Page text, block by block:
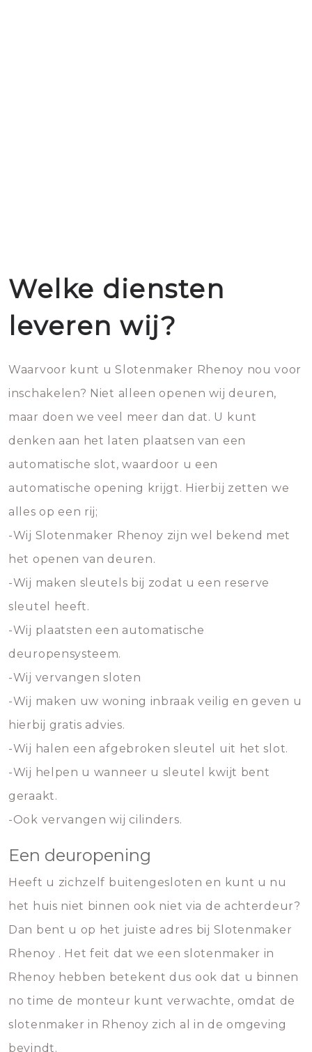
Welke diensten
leveren wij?
Waarvoor kunt u Slotenmaker Rhenoy nou voor
inschakelen? Niet alleen openen wij deuren,
maar doen we veel meer dan dat. U kunt
denken aan het laten plaatsen van een
automatische slot, waardoor u een
automatische opening krijgt. Hierbij zetten we
alles op een rij;
-Wij Slotenmaker Rhenoy zijn wel bekend met
het openen van deuren.
-Wij maken sleutels bij zodat u een reserve
sleutel heeft.
-Wij plaatsten een automatische
deuropensysteem.
-Wij vervangen sloten
-Wij maken uw woning inbraak veilig en geven u
hierbij gratis advies.
-Wij halen een afgebroken sleutel uit het slot.
-Wij helpen u wanneer u sleutel kwijt bent
geraakt.
-Ook vervangen wij cilinders.
Een deuropening
Heeft u zichzelf buitengesloten en kunt u nu
het huis niet binnen ook niet via de achterdeur?
Dan bent u op het juiste adres bij Slotenmaker
Rhenoy . Het feit dat we een slotenmaker in
Rhenoy hebben betekent dus ook dat u binnen
no time de monteur kunt verwachte, omdat de
slotenmaker in Rhenoy zich al in de omgeving
bevindt.